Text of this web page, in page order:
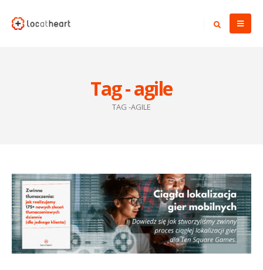
Tag - agile
TAG -AGILE